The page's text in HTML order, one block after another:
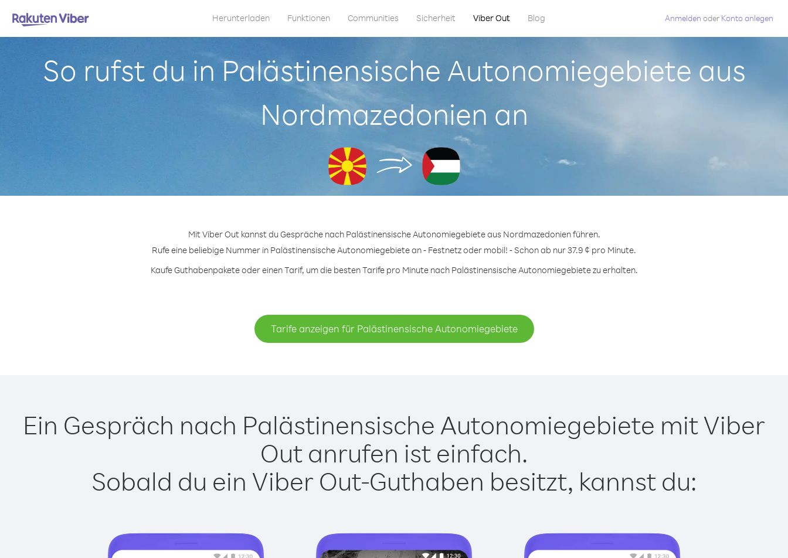
Herunterladen Funktionen Communities Sicherheit Viber Out Blog Anmelden oder Konto anlegen
So rufst du in Palästinensische Autonomiegebiete aus
Nordmazedonien an
Mit Viber Out kannst du Gespräche nach Palästinensische Autonomiegebiete aus Nordmazedonien führen.
Rufe eine beliebige Nummer in Palästinensische Autonomiegebiete an - Festnetz oder mobil! - Schon ab nur 37.9 ¢ pro Minute.
Kaufe Guthabenpakete oder einen Tarif, um die besten Tarife pro Minute nach Palästinensische Autonomiegebiete zu erhalten.
Tarife anzeigen für Palästinensische Autonomiegebiete
Ein Gespräch nach Palästinensische Autonomiegebiete mit Viber
Out anrufen ist einfach.
Sobald du ein Viber Out-Guthaben besitzt, kannst du: